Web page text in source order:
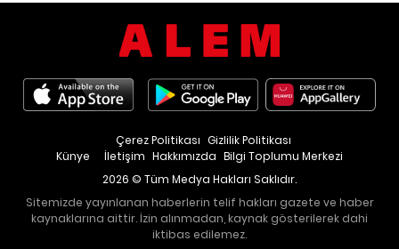
Künye İletişim Hakkımızda Bilgi Toplumu Merkezi
Çerez Politikası Gizlilik Politikası
2026 © Tüm Medya Hakları Saklıdır.
Sitemizde yayınlanan haberlerin telif hakları gazete ve haber
kaynaklarına aittir. İzin alınmadan, kaynak gösterilerek dahi
iktibas edilemez.